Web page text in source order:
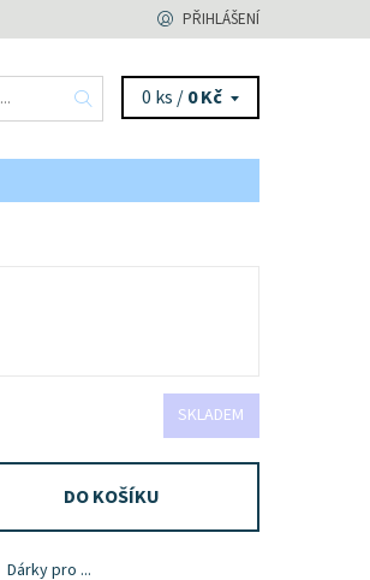
PŘIHLÁŠENÍ
0 ks /0 Kč
SKLADEM
Dárky pro ...